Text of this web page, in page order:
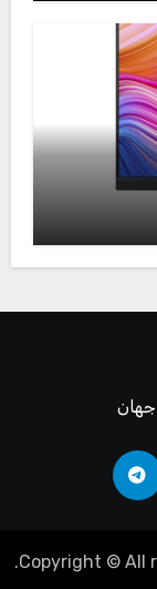
جهان
Copyright © All
.